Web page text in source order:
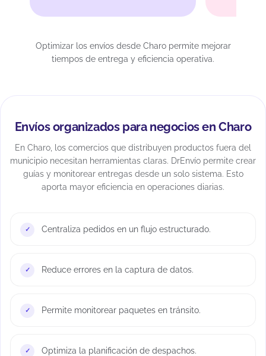
Optimizar los envíos desde Charo permite mejorar
tiempos de entrega y eficiencia operativa.
Envíos organizados para negocios en Charo
En Charo, los comercios que distribuyen productos fuera del
municipio necesitan herramientas claras. DrEnvío permite crear
guías y monitorear entregas desde un solo sistema. Esto
aporta mayor eficiencia en operaciones diarias.
Centraliza pedidos en un flujo estructurado.
Reduce errores en la captura de datos.
Permite monitorear paquetes en tránsito.
Optimiza la planificación de despachos.